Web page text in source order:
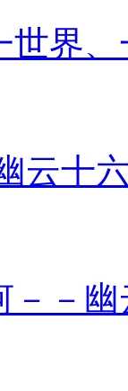
世界
云十
－－